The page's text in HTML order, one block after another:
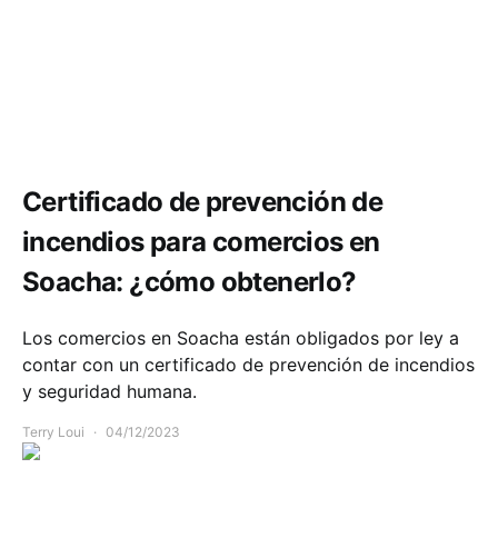
Certificado de prevención de
incendios para comercios en
Soacha: ¿cómo obtenerlo?
Los comercios en Soacha están obligados por ley a
contar con un certificado de prevención de incendios
y seguridad humana.
Terry Loui 04/12/2023